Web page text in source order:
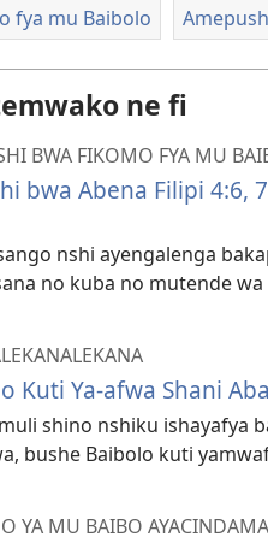
fya mu Baibolo
ne fi
BWA FIKOMO FYA MU
bwa Abena Filipi 4:6,
nshi ayengalenga
no kuba no mutende
Kuti Ya-afwa Shani
shino nshiku ishayafya
bushe Baibolo kuti
YA MU BAIBO AYACINDAMA